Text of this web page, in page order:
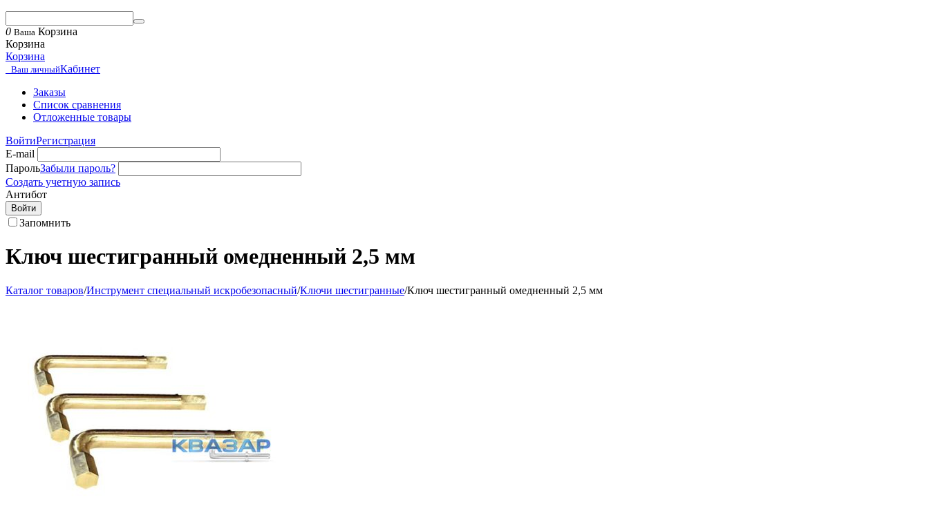
0 Ваша Корзина
Корзина
Корзина
Ваш личныйКабинет
Заказы
Список сравнения
Отложенные товары
ВойтиРегистрация
E-mail
ПарольЗабыли пароль?
Создать учетную запись
Антибот
Войти
Запомнить
Ключ шестигранный омедненный 2,5 мм
Каталог товаров/Инструмент специальный искробезопасный/Ключи шестигранные/Ключ шестигранный омедненный 2,5 мм